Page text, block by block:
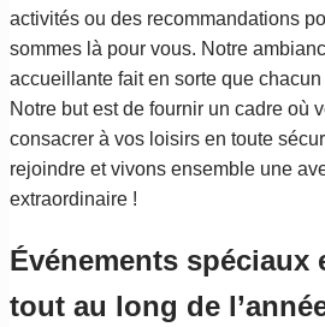
activités ou des recommandations
sommes là pour vous. Notre
accueillante fait en sorte que
Notre but est de fournir un cadre où
consacrer à vos loisirs en toute
rejoindre et vivons ensemble une
extraordinaire !
Événements spéciaux
tout au long de